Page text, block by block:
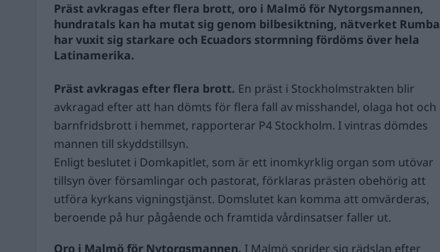
Präst avkragas efter flera brott, oro i Malmö för Nytorgsmannen,
hundratals kan ha mutat sig genom bilbesiktning, nätverket Rumba
har vuxit sig starkare och Ecuadors stormning fördöms över hela
Latinamerika.
Präst avkragas efter flera brott. En präst i Stockholmstrakten blir
avkragad efter att han dömts för flera fall av misshandel, olaga hot och
barnfridsbrott i hemmet, rapporterar P4 Stockholm. I vintras dömdes
mannen till skyddstillsyn.
Enligt beslutet i Domkapitlet, som är ett inomkyrklig organ som utövar
tillsyn över församlingar och pastorat, förklaras prästen obehörig att
utföra kyrkans vigningstjänst. Domslutet kan komma att omvärderas,
beroende på hur pågående och framtida vårdinsatser faller ut.
Oro i Malmö för Nytorgsmannen. I Malmö sprider sig rädslan efter